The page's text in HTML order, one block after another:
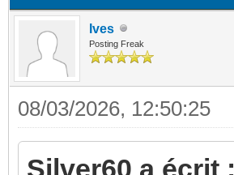
Ives
Posting Freak
08/03/2026, 12:50:25
Silver60 a écrit :